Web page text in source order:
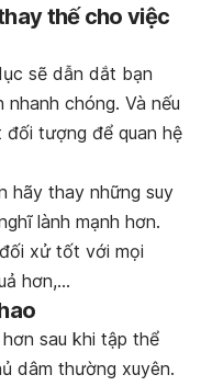
thế cho việc
sẽ dẫn dắt bạn
chóng. Và nếu
tượng để quan hệ
hãy thay những suy
lành mạnh hơn.
xử tốt với mọi
hơn,…
sau khi tập thể
dâm thường xuyên.